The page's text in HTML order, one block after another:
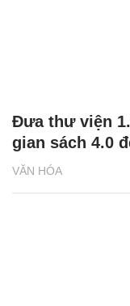
VĂN HÓA
Đưa thư viện
gian sách 4.0